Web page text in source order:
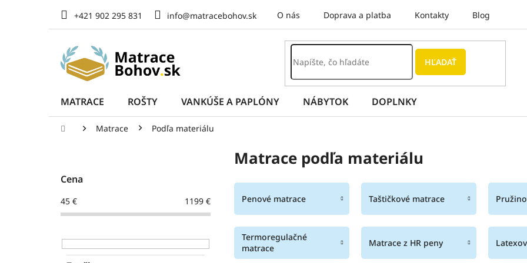
+421 902 295 831 info@matracebohov.sk O nás Doprava a platba Kontakty Blog
HĽADAŤ
MATRACE ROŠTY VANKÚŠE A PAPLÓNY NÁBYTOK DOPLNKY
DomovMatrace Podľa materiálu
Cena
45 € 1199 €
Matrace podľa materiálu
Penové matrace Taštičkové matrace
Termoregulačné
matrace
Matrace z HR peny